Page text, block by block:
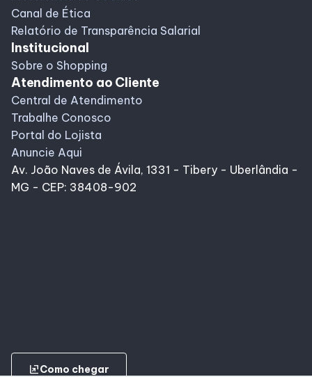
Canal de Ética
Relatório de Transparência Salarial
Institucional
Sobre o Shopping
Atendimento ao Cliente
Central de Atendimento
Trabalhe Conosco
Portal do Lojista
Anuncie Aqui
Av. João Naves de Ávila, 1331 - Tibery - Uberlândia -
MG - CEP: 38408-902
ungroupComo chegar